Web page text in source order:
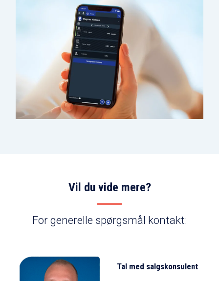
Vil du vide mere?
For generelle spørgsmål kontakt:
Tal med salgskonsulent